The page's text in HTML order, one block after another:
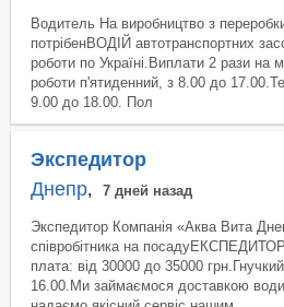
Водитель На виробництво з
потрібенВОДІЙ автотранспортних
роботи по Україні.Виплати 2 рази на
роботи п'ятиденний, з 8.00 до
9.00 до 18.00. Пол
Экспедитор
Днепр, 7 дней назад
Экспедитор Компанія «Аква Вита
співробітника на
плата: від 30000 до 35000
16.00.Ми займаємося доставкою води